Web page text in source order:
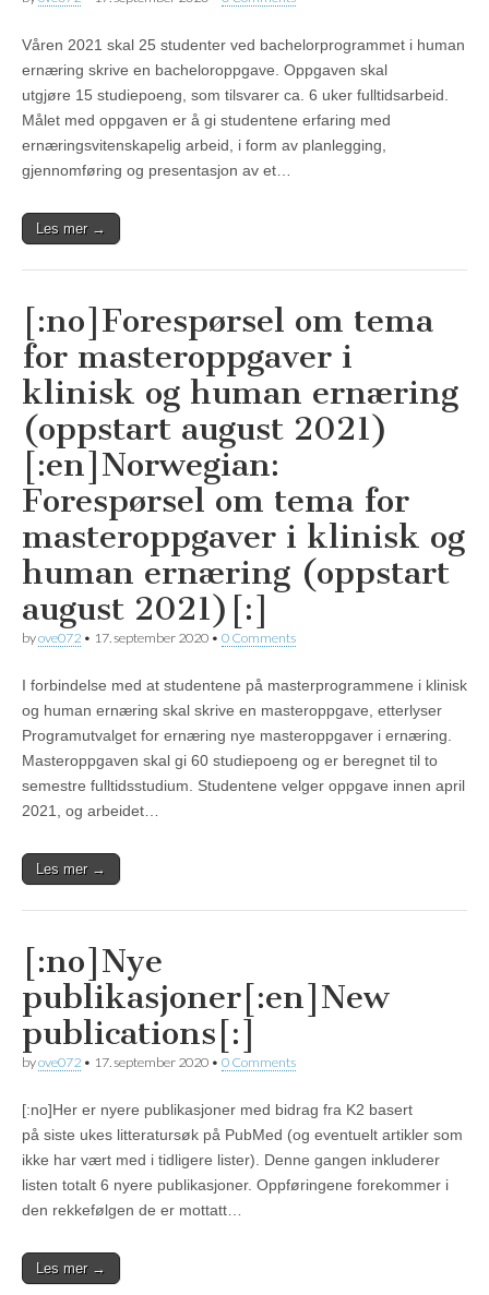
Våren 2021 skal 25 studenter ved bachelorprogrammet i human
ernæring skrive en bacheloroppgave. Oppgaven skal
utgjøre 15 studiepoeng, som tilsvarer ca. 6 uker fulltidsarbeid.
Målet med oppgaven er å gi studentene erfaring med
ernæringsvitenskapelig arbeid, i form av planlegging,
gjennomføring og presentasjon av et…
Les mer →
[:no]Forespørsel om tema
for masteroppgaver i
klinisk og human ernæring
(oppstart august 2021)
[:en]Norwegian:
Forespørsel om tema for
masteroppgaver i klinisk og
human ernæring (oppstart
august 2021)[:]
byove072 • 17. september 2020 • 0 Comments
I forbindelse med at studentene på masterprogrammene i klinisk
og human ernæring skal skrive en masteroppgave, etterlyser
Programutvalget for ernæring nye masteroppgaver i ernæring.
Masteroppgaven skal gi 60 studiepoeng og er beregnet til to
semestre fulltidsstudium. Studentene velger oppgave innen april
2021, og arbeidet…
Les mer →
[:no]Nye
publikasjoner[:en]New
publications[:]
byove072 • 17. september 2020 • 0 Comments
[:no]Her er nyere publikasjoner med bidrag fra K2 basert
på siste ukes litteratursøk på PubMed (og eventuelt artikler som
ikke har vært med i tidligere lister). Denne gangen inkluderer
listen totalt 6 nyere publikasjoner. Oppføringene forekommer i
den rekkefølgen de er mottatt…
Les mer →